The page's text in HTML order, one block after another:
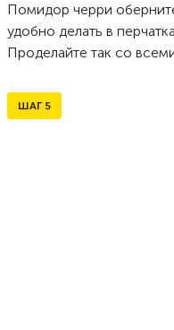
Помидор черри
удобно делать в
Проделайте так со
ШАГ 5